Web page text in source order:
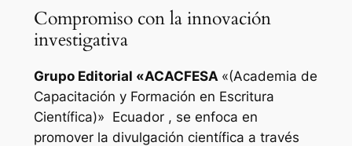
Compromiso con la innovación
investigativa
Grupo Editorial «ACACFESA «(Academia de
Capacitación y Formación en Escritura
Científica)» Ecuador , se enfoca en
promover la divulgación científica a través